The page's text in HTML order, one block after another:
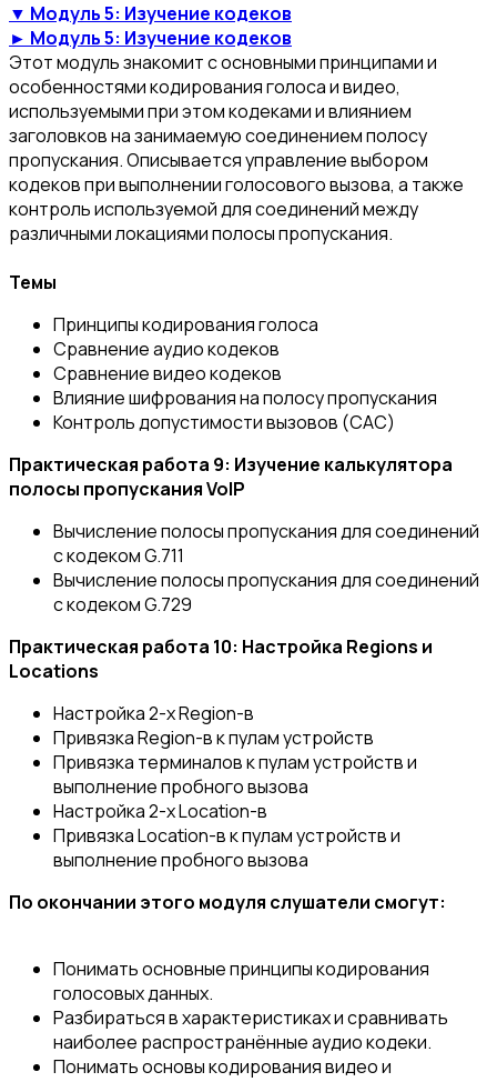
▼ Модуль 5: Изучение кодеков
► Модуль 5: Изучение кодеков
Этот модуль знакомит с основными принципами и
особенностями кодирования голоса и видео,
используемыми при этом кодеками и влиянием
заголовков на занимаемую соединением полосу
пропускания. Описывается управление выбором
кодеков при выполнении голосового вызова, а также
контроль используемой для соединений между
различными локациями полосы пропускания.
Темы
Принципы кодирования голоса
Сравнение аудио кодеков
Сравнение видео кодеков
Влияние шифрования на полосу пропускания
Контроль допустимости вызовов (CAC)
Практическая работа 9: Изучение калькулятора
полосы пропускания VoIP
Вычисление полосы пропускания для соединений
с кодеком G.711
Вычисление полосы пропускания для соединений
с кодеком G.729
Практическая работа 10: Настройка Regions и
Locations
Настройка 2-х Region-в
Привязка Region-в к пулам устройств
Привязка терминалов к пулам устройств и
выполнение пробного вызова
Настройка 2-х Location-в
Привязка Location-в к пулам устройств и
выполнение пробного вызова
По окончании этого модуля слушатели смогут:
Понимать основные принципы кодирования
голосовых данных.
Разбираться в характеристиках и сравнивать
наиболее распространённые аудио кодеки.
Понимать основы кодирования видео и